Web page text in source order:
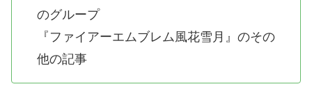
のグループ
『ファイアーエムブレム風花雪月』のその
他の記事